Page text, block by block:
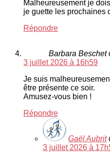
Malheureusement je
je guette les prochaines
Répondre
Barbara Beschet
3 juillet 2026 à 16h59
Je suis
être présente ce soir.
Amusez-vous bien !
Répondre
Gaël Aubrit
3 juillet 2026 à